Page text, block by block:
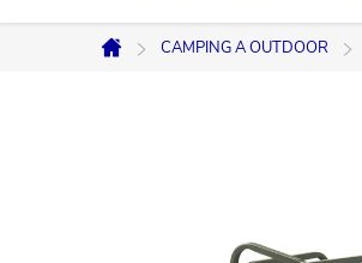
Domů
CAMPING A OUTDOOR